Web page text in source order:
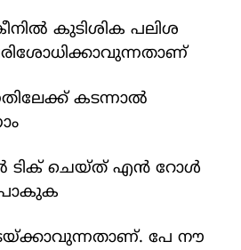
കുടിശിക പലിശ
കടന്നാല്‍
ടിക് ചെയ്ത് എന്‍ റോള്‍
പേ നൗ